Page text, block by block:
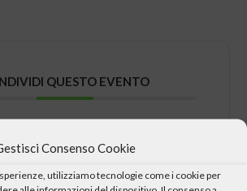
Consenso Cookie
utilizziamo tecnologie come i cookie per
QUESTO EVENTO